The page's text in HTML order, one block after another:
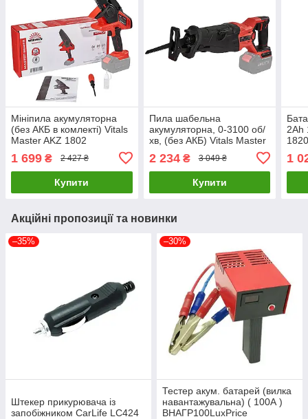
Мініпила акумуляторна
(без АКБ в комлекті) Vitals
Master AKZ 1802
1 699 ₴ 2 427 ₴
Купити
Пила шабельна
акумуляторна, 0-3100 об/
хв, (без АКБ) Vitals Master
184449
2 234₴ 3 049 ₴
Купити
2Ah
1
Акційні пропозиції та новинки
–35%
Штекер прикурювача із
запобіжником CarLife LC424
–30%
Тестер акум. батарей (вилка
навантажувальна) ( 100А )
ВНАГР100LuxPrice